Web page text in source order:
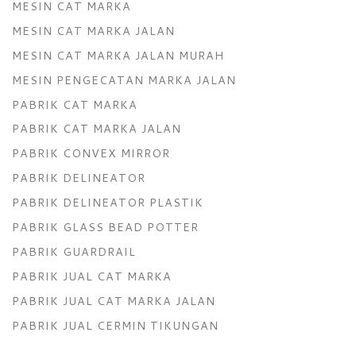
MESIN CAT MARKA
MESIN CAT MARKA JALAN
MESIN CAT MARKA JALAN MURAH
MESIN PENGECATAN MARKA JALAN
PABRIK CAT MARKA
PABRIK CAT MARKA JALAN
PABRIK CONVEX MIRROR
PABRIK DELINEATOR
PABRIK DELINEATOR PLASTIK
PABRIK GLASS BEAD POTTER
PABRIK GUARDRAIL
PABRIK JUAL CAT MARKA
PABRIK JUAL CAT MARKA JALAN
PABRIK JUAL CERMIN TIKUNGAN